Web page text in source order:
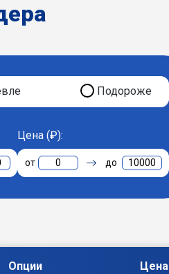
Подороже
Цена (₽):
0 10000
Опции Цена